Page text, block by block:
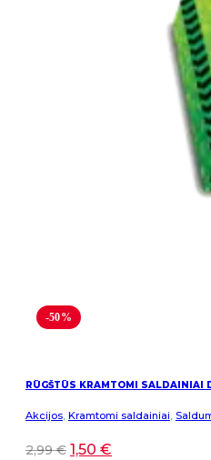
-50%
RŪGŠTŪS KRAMTOMI SALDAINIAI
Akcijos, Kramtomi saldainiai,
2,99€ 1,50 €